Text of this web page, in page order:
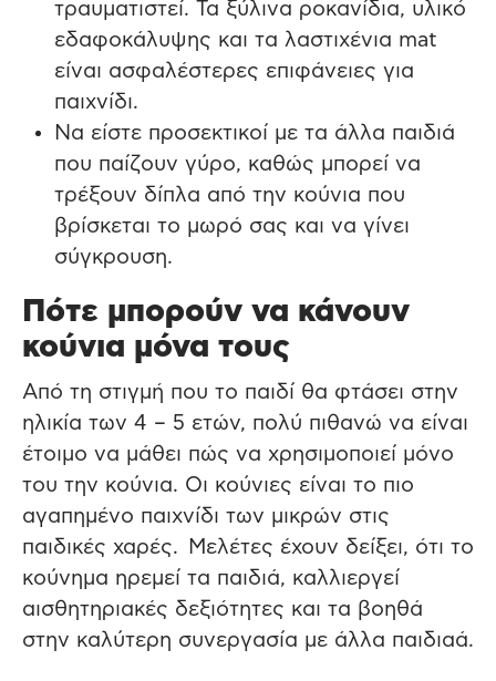
τραυματιστεί. Τα ξύλινα ροκανίδια, υλικό
εδαφοκάλυψης και τα λαστιχένια mat
είναι ασφαλέστερες επιφάνειες για
παιχνίδι.
Να είστε προσεκτικοί με τα άλλα παιδιά
που παίζουν γύρο, καθώς μπορεί να
τρέξουν δίπλα από την κούνια που
βρίσκεται το μωρό σας και να γίνει
σύγκρουση.
Πότε μπορούν να κάνουν
κούνια μόνα τους
Από τη στιγμή που το παιδί θα φτάσει στην
ηλικία των 4 – 5 ετών, πολύ πιθανώ να είναι
έτοιμο να μάθει πώς να χρησιμοποιεί μόνο
του την κούνια. Οι κούνιες είναι το πιο
αγαπημένο παιχνίδι των μικρών στις
παιδικές χαρές. Μελέτες έχουν δείξει, ότι το
κούνημα ηρεμεί τα παιδιά, καλλιεργεί
αισθητηριακές δεξιότητες και τα βοηθά
στην καλύτερη συνεργασία με άλλα παιδιαά.